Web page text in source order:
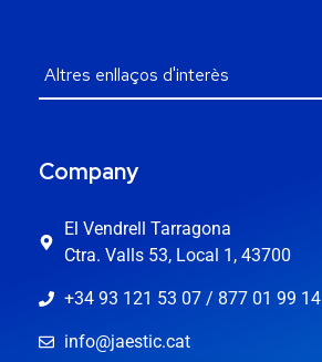
Company
El Vendrell Tarragona
Ctra. Valls 53, Local 1, 43700
+34 93 121 53 07 / 877 01 99 14
info@jaestic.cat